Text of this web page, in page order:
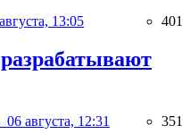
13:05 401
06 августа, 12:31 351